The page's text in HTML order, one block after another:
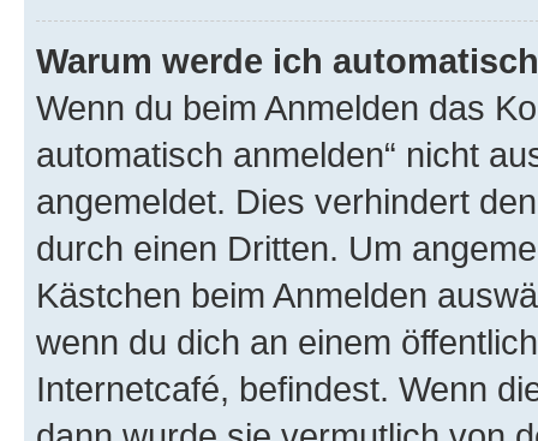
Warum werde ich
Wenn du beim Anmelden das
automatisch anmelden“ nicht
angemeldet. Dies verhindert
durch einen Dritten. Um
Kästchen beim Anmelden
wenn du dich an einem
Internetcafé, befindest. Wenn